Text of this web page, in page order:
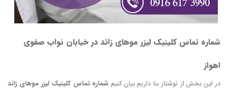
شماره تماس کلینیک لیزر موهای زائد در خیابان نواب صفوی
اهواز
در این بخش از نوشتار بنا داریم بیان کنیم شماره تماس کلینیک لیزر موهای زائد